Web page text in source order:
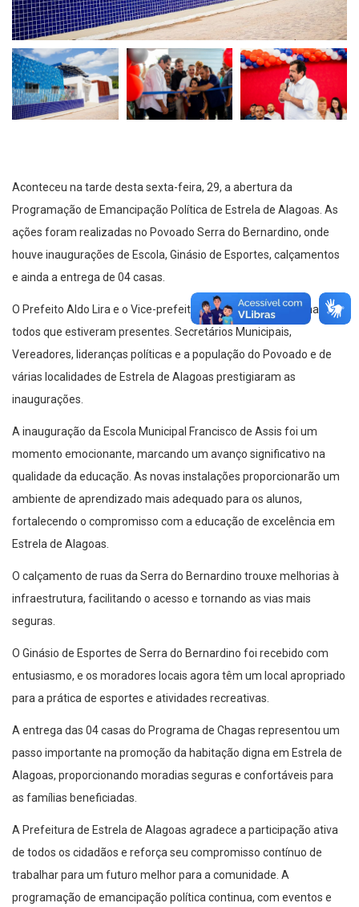
Aconteceu na tarde desta sexta-feira, 29, a abertura da
Programação de Emancipação Política de Estrela de Alagoas. As
ações foram realizadas no Povoado Serra do Bernardino, onde
houve inaugurações de Escola, Ginásio de Esportes, calçamentos
e ainda a entrega de 04 casas.
O Prefeito Aldo Lira e o Vice-prefeito Mário Jorge recepcionaram
todos que estiveram presentes. Secretários Municipais,
Vereadores, lideranças políticas e a população do Povoado e de
várias localidades de Estrela de Alagoas prestigiaram as
inaugurações.
A inauguração da Escola Municipal Francisco de Assis foi um
momento emocionante, marcando um avanço significativo na
qualidade da educação. As novas instalações proporcionarão um
ambiente de aprendizado mais adequado para os alunos,
fortalecendo o compromisso com a educação de excelência em
Estrela de Alagoas.
O calçamento de ruas da Serra do Bernardino trouxe melhorias à
infraestrutura, facilitando o acesso e tornando as vias mais
seguras.
O Ginásio de Esportes de Serra do Bernardino foi recebido com
entusiasmo, e os moradores locais agora têm um local apropriado
para a prática de esportes e atividades recreativas.
A entrega das 04 casas do Programa de Chagas representou um
passo importante na promoção da habitação digna em Estrela de
Alagoas, proporcionando moradias seguras e confortáveis para
as famílias beneficiadas.
A Prefeitura de Estrela de Alagoas agradece a participação ativa
de todos os cidadãos e reforça seu compromisso contínuo de
trabalhar para um futuro melhor para a comunidade. A
programação de emancipação política continua, com eventos e